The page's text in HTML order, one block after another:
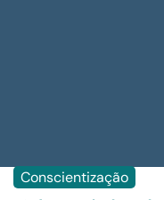
Conscientização